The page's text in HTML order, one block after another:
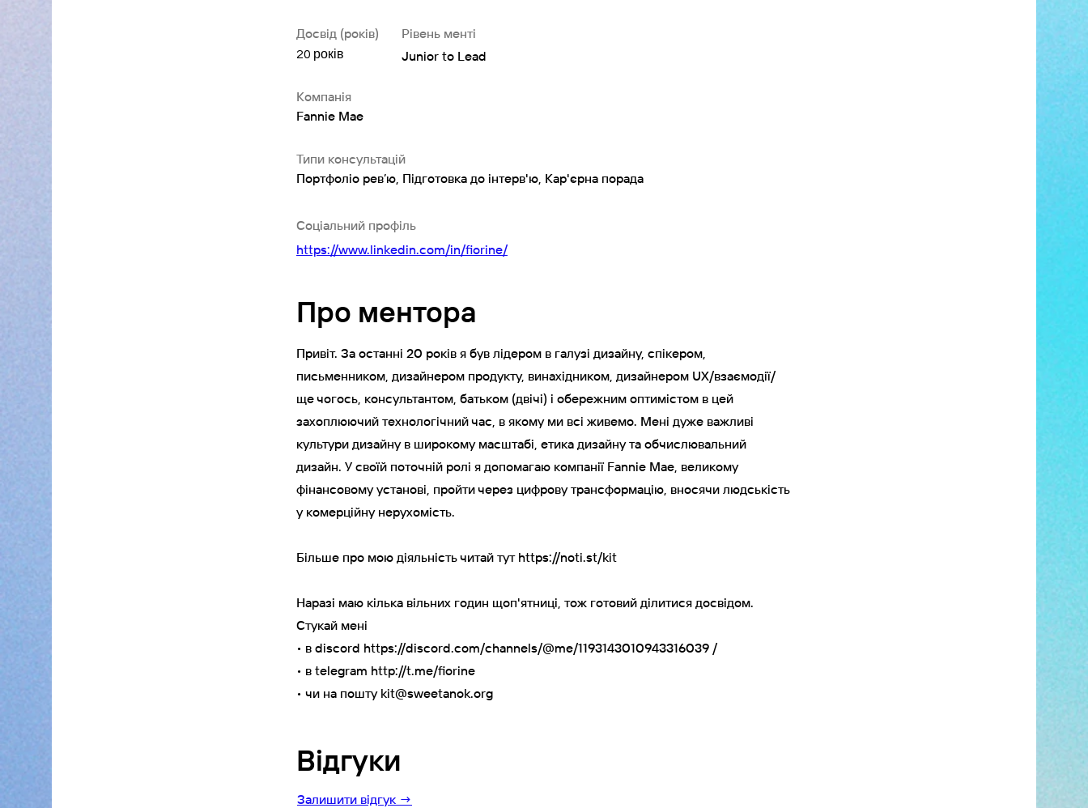
Досвід (років)
20 років
Рівень менті
Junior to Lead
Компанія
Fannie Mae
Типи консультацій
Портфоліо рев’ю, Підготовка до інтерв'ю, Кар'єрна порада
Соціальний профіль
https://www.linkedin.com/in/fiorine/
Про ментора
Привіт. За останні 20 років я був лідером в галузі дизайну, спікером,
письменником, дизайнером продукту, винахідником, дизайнером UX/взаємодії/
ще чогось, консультантом, батьком (двічі) і обережним оптимістом в цей
захоплюючий технологічний час, в якому ми всі живемо. Мені дуже важливі
культури дизайну в широкому масштабі, етика дизайну та обчислювальний
дизайн. У своїй поточній ролі я допомагаю компанії Fannie Mae, великому
фінансовому установі, пройти через цифрову трансформацію, вносячи людськість
у комерційну нерухомість.
Більше про мою діяльність читай тутhttps://noti.st/kit
Наразі маю кілька вільних годин щоп'ятниці, тож готовий ділитися досвідом.
Стукай мені
• в discord https://discord.com/channels/@me/1193143010943316039 /
• в telegram http://t.me/fiorine
• чи на поштуkit@sweetanok.org
Відгуки
Залишити відгук →